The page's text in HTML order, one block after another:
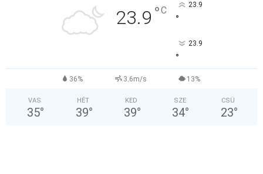
23.9 °C 23.9
°
23.9
°
36% 3.6m/s 13%
VAS
35°
HÉT
39°
KED
39°
SZE
34°
CSÜ
23°